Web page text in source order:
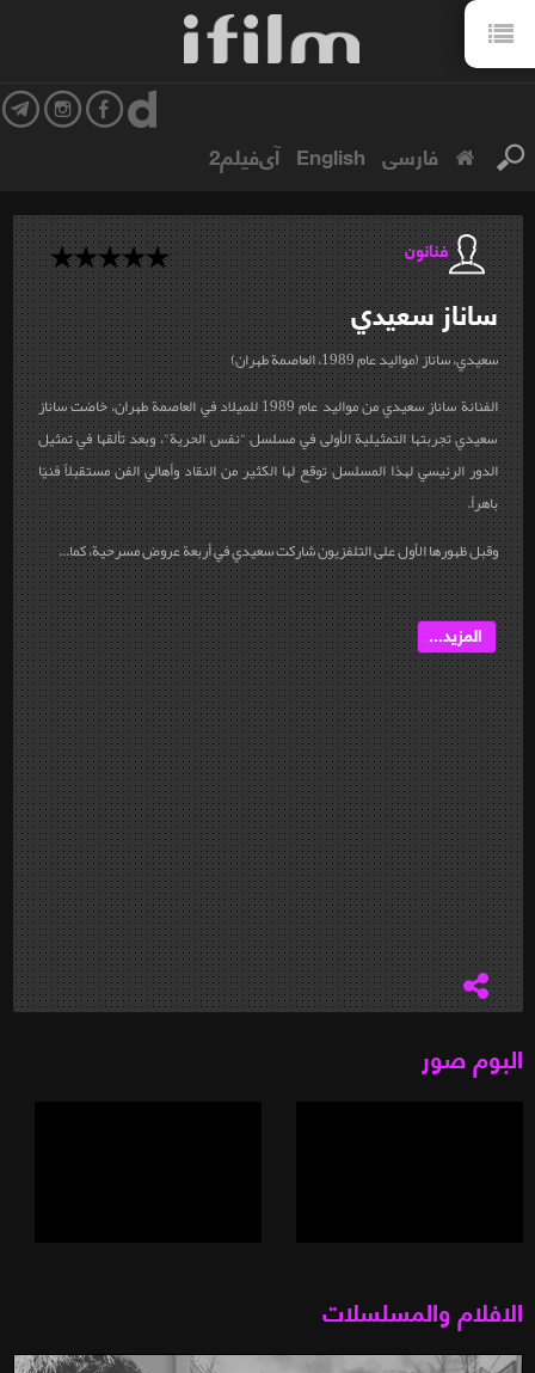
فارسی English آی‌فیلم2
فنانون
سانازسعيدي
سعيدي، ساناز (مواليد عام 1989، العاصمة طهران)
الفنانة ساناز سعيدي من مواليد عام 1989 للميلاد في العاصمة طهران، خاضت ساناز
سعيدي تجربتها التمثيلية الأولى في مسلسل "نفس الحرية"، وبعد تألقها في تمثيل
الدور الرئيسي لهذا المسلسل توقع لها الكثير من النقاد وأهالي الفن مستقبلاً فنيّا
باهراً.
وقبل ظهورها الأول على التلفزيون شاركت سعيدي في أربعة عروض مسرحية، كما...
المزيد...
البوم صور
الافلام والمسلسلات